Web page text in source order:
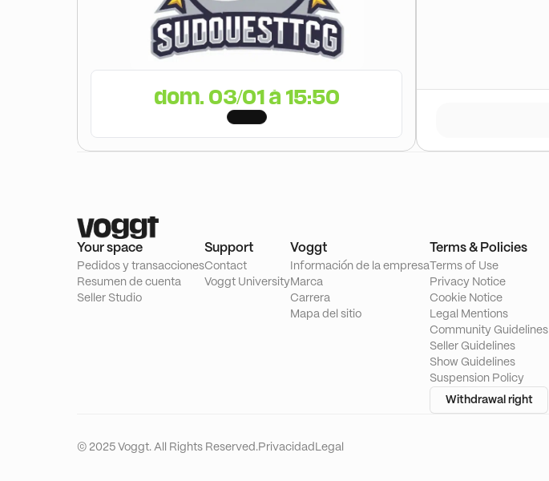
dom. 03/01 à 15:50
Your space
Pedidos y transacciones
Resumen de cuenta
Seller Studio
Support
Contact
Voggt University
Voggt
Información de la empresa
Marca
Carrera
Mapa del sitio
Terms & Policies
Terms of Use
Privacy Notice
Cookie Notice
Legal Mentions
Community Guidelines
Seller Guidelines
Show Guidelines
Suspension Policy
Withdrawal right
© 2025 Voggt. All Rights Reserved.Privacidad Legal